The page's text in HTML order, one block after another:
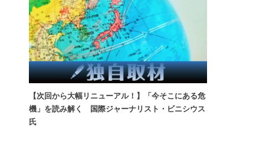
【次回から大幅リニューアル！】「今そこにある危
機」を読み解く 国際ジャーナリスト・ビニシウス
氏